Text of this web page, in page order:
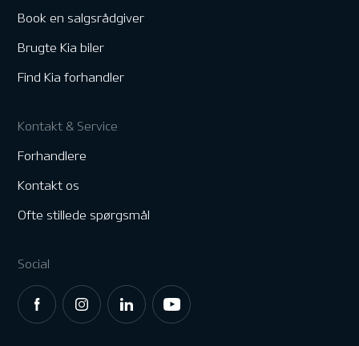
Book en salgsrådgiver
Brugte Kia biler
Find Kia forhandler
Kontakt & Service
Forhandlere
Kontakt os
Ofte stillede spørgsmål
Social